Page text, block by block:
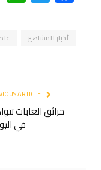
أخبار المشاهير
حرائق الغابات
في